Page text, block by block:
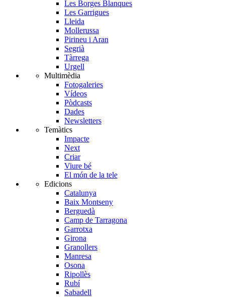
Les Borges Blanques
Les Garrigues
Lleida
Mollerussa
Pirineu i Aran
Segrià
Tàrrega
Urgell
Multimèdia
Fotogaleries
Vídeos
Pòdcasts
Dades
Newsletters
Temàtics
Impacte
Next
Criar
Viure bé
El món de la tele
Edicions
Catalunya
Baix Montseny
Berguedà
Camp de Tarragona
Garrotxa
Girona
Granollers
Manresa
Osona
Ripollès
Rubí
Sabadell